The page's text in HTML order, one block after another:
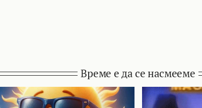
Време е да се насмееме